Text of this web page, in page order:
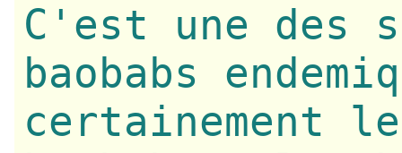
C'est une des
baobabs
certainement